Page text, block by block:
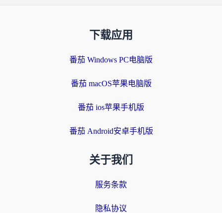
下载应用
番茄 Windows PC电脑版
番茄 macOS苹果电脑版
番茄 ios苹果手机版
番茄 Android安卓手机版
关于我们
服务条款
隐私协议